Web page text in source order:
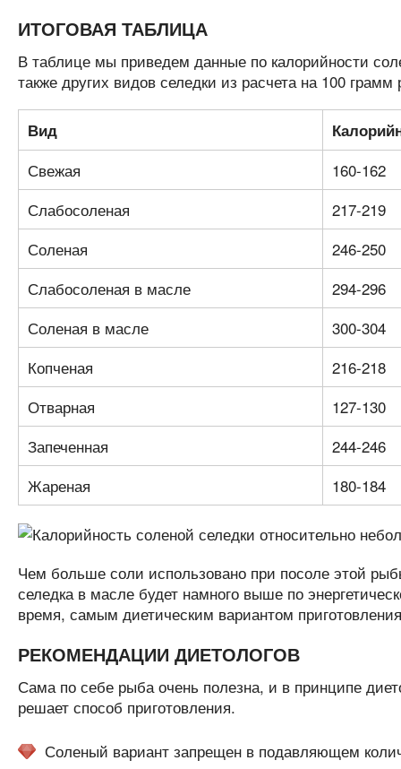
ИТОГОВАЯ ТАБЛИЦА
В таблице мы приведем данные по калорийности
также других видов селедки из расчета на 100
Вид
Свежая
160-162
Слабосоленая
217-219
Соленая
246-250
Слабосоленая в масле
294-296
Соленая в масле
300-304
Копченая
216-218
Отварная
127-130
Запеченная
244-246
Жареная
180-184
Чем больше соли использовано при посоле этой
селедка в масле будет намного выше по
время, самым диетическим вариантом
РЕКОМЕНДАЦИИ ДИЕТОЛОГОВ
Сама по себе рыба очень полезна, и в принципе
решает способ приготовления.
Соленый вариант запрещен в подавляющем